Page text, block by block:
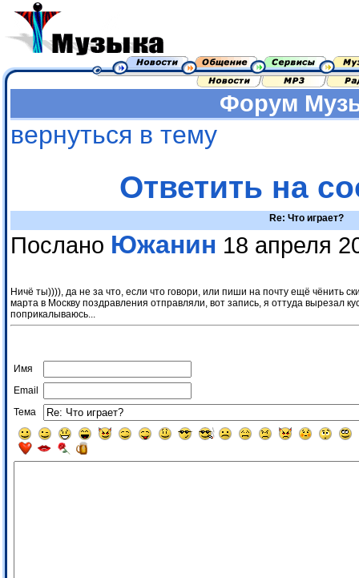
Форум
вернуться в тему
Ответить на
Re: Что играет?
Послано Южанин 18 апреля
Ничё ты)))), да не за что, если что говори, или пиши на почту ещё чёнить
марта в Москву поздравления отправляли, вот запись, я оттуда вырезал
поприкалываюсь...
Имя
Email
Тема